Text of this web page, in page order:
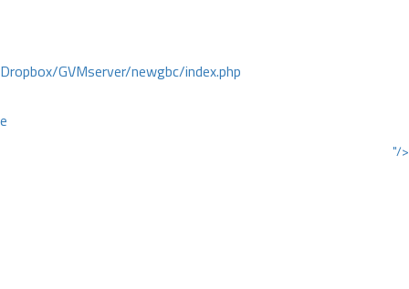
GVMserver/newgbc/index.php
"/>